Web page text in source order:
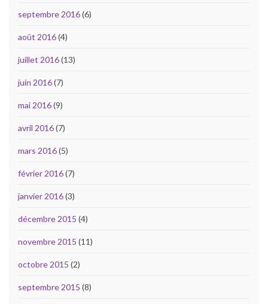
septembre 2016(6)
août 2016(4)
juillet 2016(13)
juin 2016(7)
mai 2016(9)
avril 2016(7)
mars 2016(5)
février 2016(7)
janvier 2016(3)
décembre 2015 (4)
novembre 2015 (11)
octobre 2015 (2)
septembre 2015 (8)